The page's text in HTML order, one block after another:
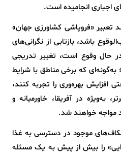
اجباری انجامیده است.
تعبیر «فروپاشی کشاورزی جهان»
باشد، بازتابی از نگرانی‌های
حال وقوع است، تغییر تدریجی
که برخی مناطق با شرایط
بهره‌وری را تجربه کنند،
به‌ویژه در آفریقا، خاورمیانه و
مواجه خواهند شد.
موجود در دسترسی به غذا
را بیش از پیش به یک مسئله